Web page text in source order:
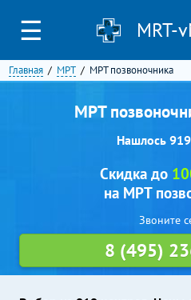
☰ MRT-
Главная МРТ МРТ позвоночника
МРТ
Нашлось
Скидка до
на МРТ
Звоните
8 (495)